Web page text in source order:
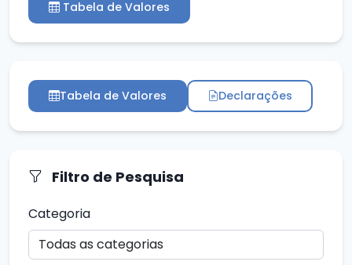
Tabela de Valores
Tabela de Valores Declarações
Filtro de Pesquisa
Categoria